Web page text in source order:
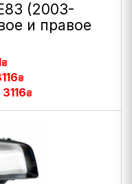
(2003-
и правое
₴
₴
3116₴